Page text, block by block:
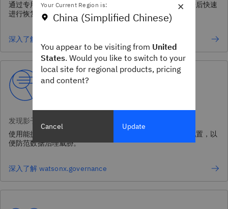
通过专用网格架构确保数据弹性，而该架构旨在于网络攻击后快速
进行恢复并尽可能降低影响。
深入了解 IBM Storage FlashSystem
发现影子 AI
使用能提供风险指标的自动化工具来发现安全漏洞和错误配置，以
便防范数据治理威胁。
深入了解 watsonx.governance
×
Your Current Region is:
China (Simplified Chinese)
You appear to be visiting from United
States. Would you like to switch to your
local site for regional products, pricing
and content?
Cancel Update